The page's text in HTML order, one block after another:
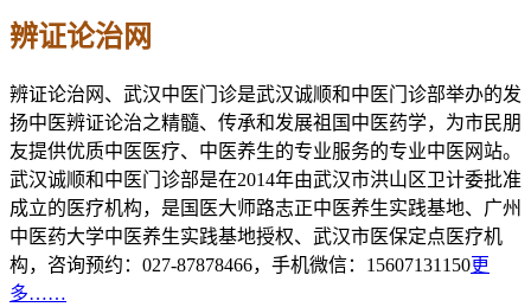
辨证论治网
辨证论治网、武汉中医门诊是武汉诚顺和中医门诊部举办的发
扬中医辨证论治之精髓、传承和发展祖国中医药学，为市民朋
友提供优质中医医疗、中医养生的专业服务的专业中医网站。
武汉诚顺和中医门诊部是在2014年由武汉市洪山区卫计委批准
成立的医疗机构，是国医大师路志正中医养生实践基地、广州
中医药大学中医养生实践基地授权、武汉市医保定点医疗机
构，咨询预约：027-87878466，手机微信：15607131150更
多……